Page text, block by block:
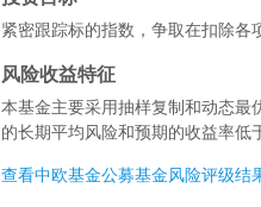
紧密跟踪标的指数，争取在扣除各
风险收益特征
本基金主要采用抽样复制和动态
的长期平均风险和预期的收益率低
查看中欧基金公募基金风险评级结